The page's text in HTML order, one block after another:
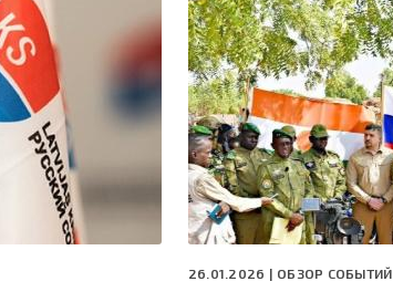
26.01.2026 | ОБЗОР СОБЫТИЙ